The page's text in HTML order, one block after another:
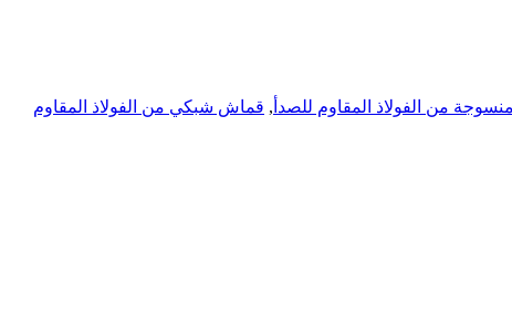
من الفولاذ المقاوم للصدأ , قماش شبكي من الفولاذ المقاوم